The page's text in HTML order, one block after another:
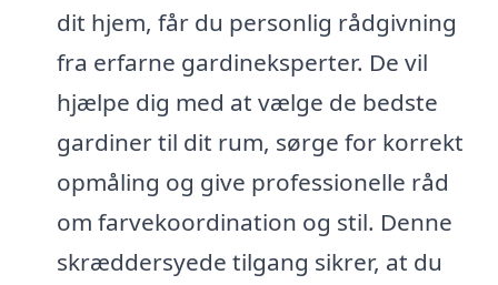
dit hjem, får du personlig rådgivning
fra erfarne gardineksperter. De vil
hjælpe dig med at vælge de bedste
gardiner til dit rum, sørge for korrekt
opmåling og give professionelle råd
om farvekoordination og stil. Denne
skræddersyede tilgang sikrer, at du